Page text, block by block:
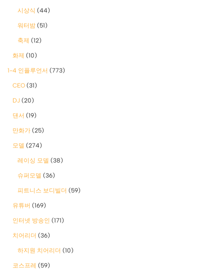
시상식 (44)
워터밤 (51)
축제 (12)
화제 (10)
1-4 인플루언서 (773)
CEO (31)
DJ (20)
댄서 (19)
만화가 (25)
모델 (274)
레이싱 모델 (38)
슈퍼모델 (36)
피트니스 보디빌더 (59)
유튜버 (169)
인터넷 방송인 (171)
치어리더 (36)
하지원 치어리더 (10)
코스프레 (59)